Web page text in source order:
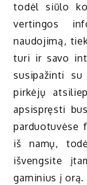
todėl siūlo
vertingos
naudojimą,
turi ir savo
susipažinti
pirkėjų
apsispręsti
parduotuvėse
iš namų,
išvengsite
gaminius į orą.